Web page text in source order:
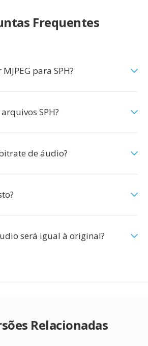
Frequentes
para SPH?
SPH?
de áudio?
será igual à original?
Relacionadas